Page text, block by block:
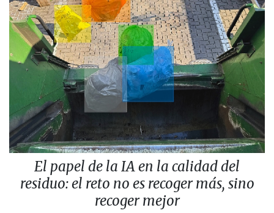
El papel de la IA en la calidad del
residuo: el reto no es recoger más, sino
recoger mejor